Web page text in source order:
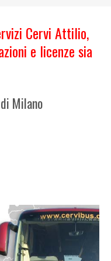
Cervi Attilio,
e licenze sia
Milano